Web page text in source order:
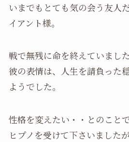
いまでもとても気の会う友人
イアント様。
戦で無残に命を終えていました
彼の表情は、人生を請負った
ようでした。
性格を変えたい・・とのこと
ヒプノを受けて下さいました